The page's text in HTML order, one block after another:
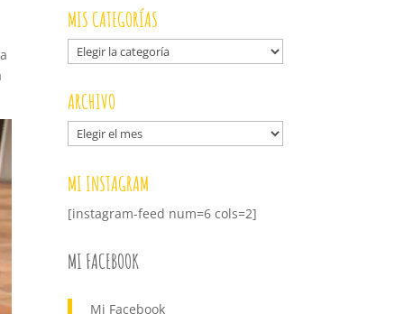
MIS CATEGORÍAS
Mis
categorías
ARCHIVO
Archivo
MI INSTAGRAM
[instagram-feed num=6 cols=2]
MI FACEBOOK
Mi Facebook